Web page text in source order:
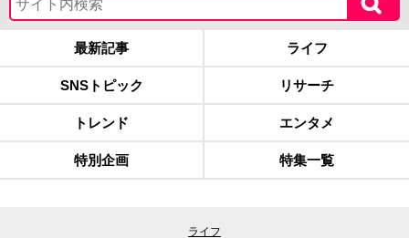
最新記事 ライフ
SNSトピック リサーチ
トレンド エンタメ
特別企画 特集一覧
ライフ